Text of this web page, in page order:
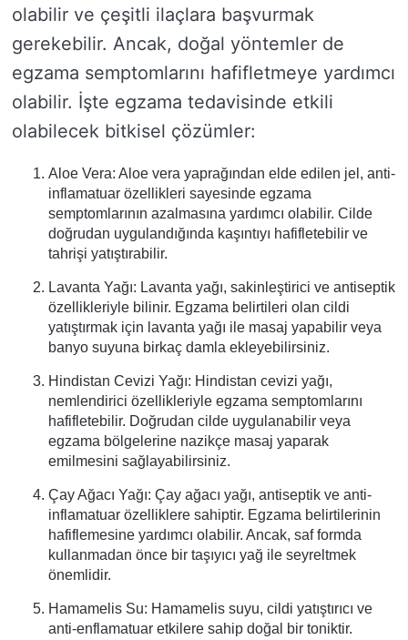
olabilir ve çeşitli ilaçlara başvurmak
gerekebilir. Ancak, doğal yöntemler de
egzama semptomlarını hafifletmeye yardımcı
olabilir. İşte egzama tedavisinde etkili
olabilecek bitkisel çözümler:
Aloe Vera: Aloe vera yaprağından elde edilen jel, anti-
inflamatuar özellikleri sayesinde egzama
semptomlarının azalmasına yardımcı olabilir. Cilde
doğrudan uygulandığında kaşıntıyı hafifletebilir ve
tahrişi yatıştırabilir.
Lavanta Yağı: Lavanta yağı, sakinleştirici ve antiseptik
özellikleriyle bilinir. Egzama belirtileri olan cildi
yatıştırmak için lavanta yağı ile masaj yapabilir veya
banyo suyuna birkaç damla ekleyebilirsiniz.
Hindistan Cevizi Yağı: Hindistan cevizi yağı,
nemlendirici özellikleriyle egzama semptomlarını
hafifletebilir. Doğrudan cilde uygulanabilir veya
egzama bölgelerine nazikçe masaj yaparak
emilmesini sağlayabilirsiniz.
Çay Ağacı Yağı: Çay ağacı yağı, antiseptik ve anti-
inflamatuar özelliklere sahiptir. Egzama belirtilerinin
hafiflemesine yardımcı olabilir. Ancak, saf formda
kullanmadan önce bir taşıyıcı yağ ile seyreltmek
önemlidir.
Hamamelis Su: Hamamelis suyu, cildi yatıştırıcı ve
anti-enflamatuar etkilere sahip doğal bir toniktir.